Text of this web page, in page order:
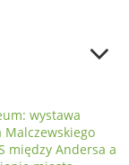
wystawa
między Andersa a